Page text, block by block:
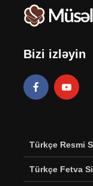
Bizi izləyin
Türkçe Resmi
Türkçe Fetva